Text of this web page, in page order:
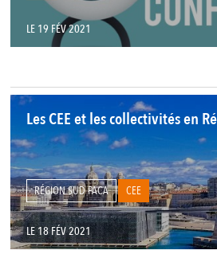
LE 19 FÉV 2021
Les CEE et les collectivités en
RÉGION SUD PACA CEE
LE 18 FÉV 2021